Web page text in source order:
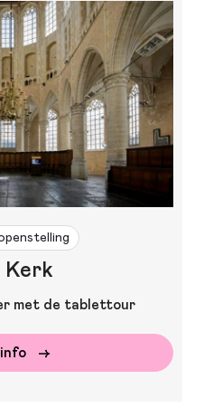
Kerk
met de tablettour